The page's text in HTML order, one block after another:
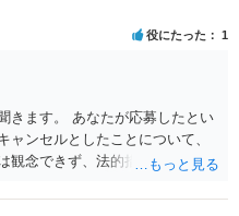
役にたった 1
きます。 あなたが応募したとい
ャンセルとしたことについて、
観念できず、法的措置を採って
し、連絡を無視してよいかどう